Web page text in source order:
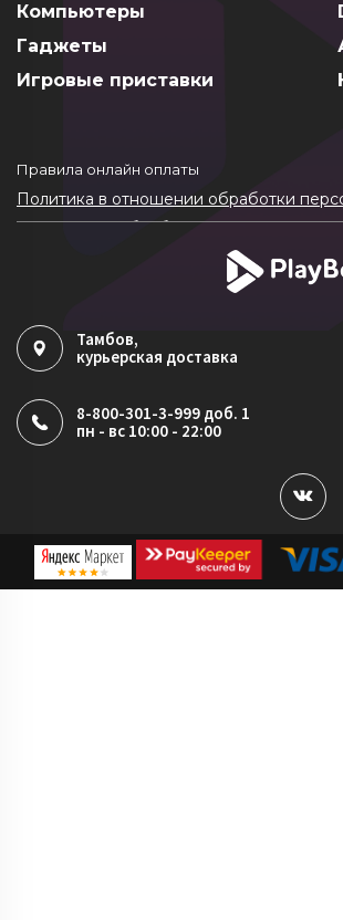
Компьютеры
Гаджеты
Игровые приставки
Правила онлайн оплаты
Политика в отношении обработки
Согласие на обработку ПДн
Политика обработки файлов cookie
Тамбов,
курьерская доставка
8-800-301-3-999 доб. 1
пн - вс 10:00 - 22:00